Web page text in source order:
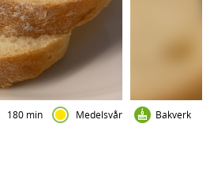
180 min Medelsvår Bakverk